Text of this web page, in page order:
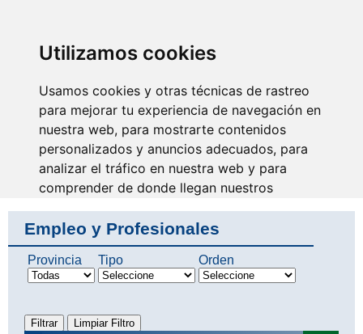
Utilizamos cookies
Usamos cookies y otras técnicas de rastreo
para mejorar tu experiencia de navegación en
nuestra web, para mostrarte contenidos
personalizados y anuncios adecuados, para
analizar el tráfico en nuestra web y para
comprender de donde llegan nuestros
visitantes.
Aceptar
Rechazar
Tu eres la razón de nuestro
trabajo, sin unión no hay
colectivo
Empleo y Profesionales
Provincia Tipo Orden